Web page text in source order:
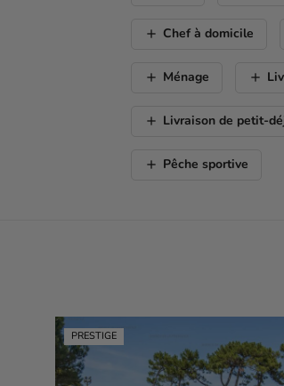
add Chef à domicile
add Ménage add
add Livraison de petit-
add Pêche sportive
PRESTIGE